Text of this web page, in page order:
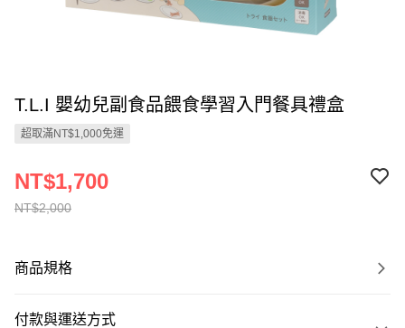
T.L.I 嬰幼兒副食品餵食學習入門餐具禮盒
超取滿NT$1,000免運
NT$2,000
NT$1,700
商品規格
付款與運送方式